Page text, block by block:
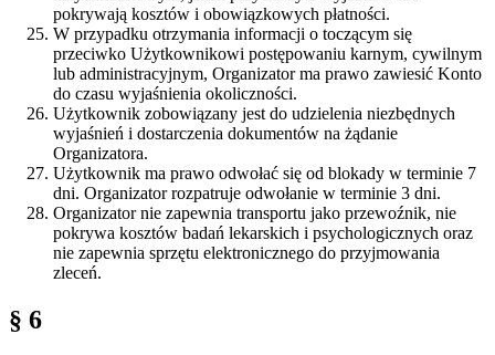
pokrywają kosztów i obowiązkowych płatności.
W przypadku otrzymania informacji o toczącym się
przeciwko Użytkownikowi postępowaniu karnym, cywilnym
lub administracyjnym, Organizator ma prawo zawiesić Konto
do czasu wyjaśnienia okoliczności.
Użytkownik zobowiązany jest do udzielenia niezbędnych
wyjaśnień i dostarczenia dokumentów na żądanie
Organizatora.
Użytkownik ma prawo odwołać się od blokady w terminie 7
dni. Organizator rozpatruje odwołanie w terminie 3 dni.
Organizator nie zapewnia transportu jako przewoźnik, nie
pokrywa kosztów badań lekarskich i psychologicznych oraz
nie zapewnia sprzętu elektronicznego do przyjmowania
zleceń.
§ 6